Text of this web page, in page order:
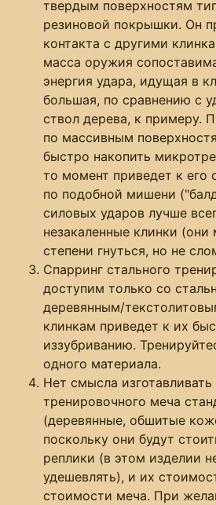
твердым поверхностям
резиновой покрышки. Он
контакта с другими
масса оружия
энергия удара, идущая в
большая, по сравнению с
ствол дерева, к примеру.
по массивным
быстро накопить
то момент приведет к его
по подобной мишени
силовых ударов лучше
незакаленные клинки (они
степени гнуться, но не
Спарринг стального
доступим только со
деревянным/
клинкам приведет к их
иззубриванию.
одного материала.
Нет смысла изготавливать
тренировочного меча
(деревянные, обшитые
поскольку они будут
реплики (в этом изделии
удешевлять), и их
стоимости меча. При